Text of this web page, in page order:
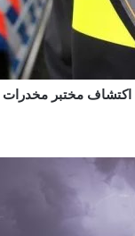
اكتشاف مختبر